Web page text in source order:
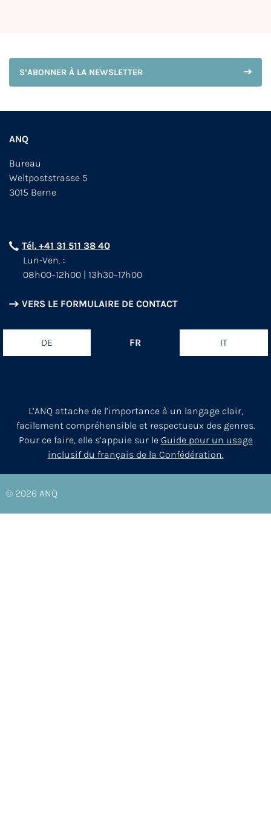
S’ABONNER À LA NEWSLETTER
ANQ
Bureau
Weltpoststrasse 5
3015 Berne
Tél. +41 31 511 38 40
Lun-Ven. :
08h00–12h00 | 13h30–17h00
VERS LE FORMULAIRE DE CONTACT
DE FR IT
L’ANQ attache de l’importance à un langage clair,
facilement compréhensible et respectueux des genres.
Pour ce faire, elle s’appuie sur le Guide pour un usage
inclusif du français de la Confédération.
© 2026 ANQ